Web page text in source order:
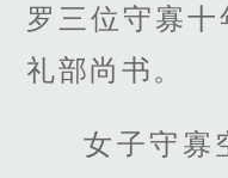
罗三位守寡
礼部尚书。
女子守寡